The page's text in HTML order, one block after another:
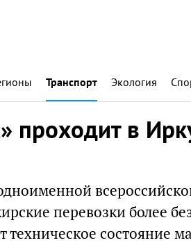
Транспорт Экология
проходит в
перевозки более
состояние